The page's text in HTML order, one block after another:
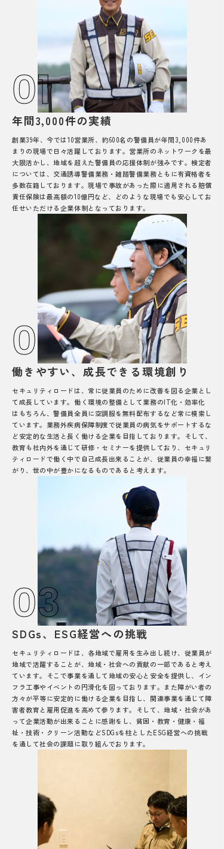
01
年間3,000件の実績
創業39年、今では10営業所、約600名の警備員が年間3,000件あ
まりの現場で日々活躍しております。営業所のネットワークを最
大限活かし、地域を超えた警備員の応援体制が強みです。検定者
については、交通誘導警備業務・雑踏警備業務ともに有資格者を
多数在籍しております。現場で事故があった際に適用される賠償
責任保険は最高額の10億円など、どのような現場でも安心してお
任せいただける企業体制となっております。
02
働きやすい、成長できる環境創り
セキュリティロードは、常に従業員のために改善を図る企業とし
て成長しています。働く環境の整備として業務のIT化・効率化
はもちろん、警備員全員に空調服を無料配布するなど常に模索し
ています。業務外疾病保障制度で従業員の病気をサポートするな
ど安定的な生活と長く働ける企業を目指しております。そして、
教育も社内外を通じて研修・セミナーを提供しており、セキュリ
ティロードで働く中で自己成長出来ることが、従業員の幸福に繋
がり、世の中が豊かになるものであると考えます。
03
SDGs、ESG経営への挑戦
セキュリティロードは、各地域で雇用を生み出し続け、従業員が
地域で活躍することが、地域・社会への貢献の一部であると考え
ています。そこで事業を通して地域の安心と安全を提供し、イン
フラ工事やイベントの円滑化を図っております。また障がい者の
方々が平等に安定的に働ける企業を目指し、関連事業を通じて障
害者教育と雇用促進を高めて参ります。そして、地域・社会があ
って企業活動が出来ることに感謝をし、貧困・教育・健康・福
祉・技術・クリーン活動などSDGsを柱としたESG経営への挑戦
を通して社会の課題に取り組んでおります。